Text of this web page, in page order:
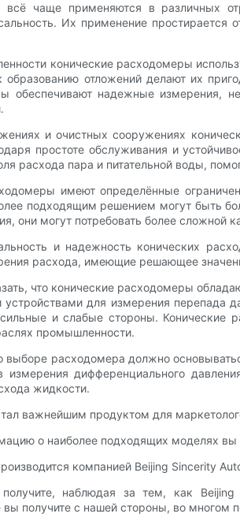
чаще применяются в различных
Их применение простирается
конические расходомеры
образованию отложений делают их
обеспечивают надежные измерения,
и очистных сооружениях
простоте обслуживания и
расхода пара и питательной воды,
имеют определённые
подходящим решением могут быть
они могут потребовать более
и надежность конических
расхода, имеющие решающее
что конические расходомеры
устройствами для измерения
и слабые стороны. Конические
промышленности.
выборе расходомера должно
измерения дифференциального
жидкости.
важнейшим продуктом для
о наиболее подходящих моделях вы
компанией Beijing Sincerity
наблюдая за тем, как
вы получите с нашей стороны, во